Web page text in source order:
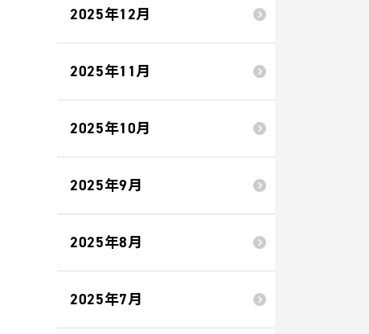
2025年12月
2025年11月
2025年10月
2025年9月
2025年8月
2025年7月